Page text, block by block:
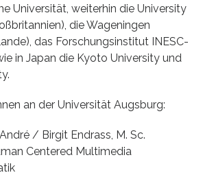
Universität, weiterhin die University
die Wageningen
das Forschungsinstitut INESC-
in Japan die Kyoto University und
an der Universität Augsburg:
/ Birgit Endrass, M. Sc.
Centered Multimedia